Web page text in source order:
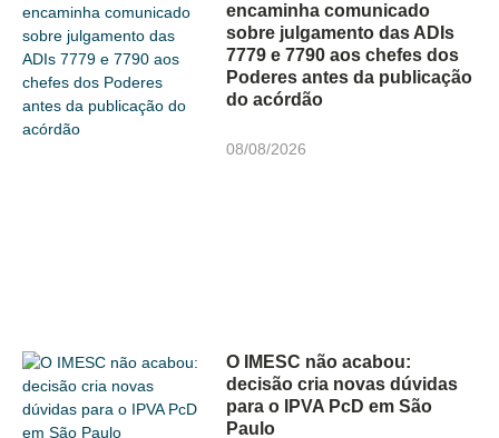
encaminha comunicado
sobre julgamento das ADIs
7779 e 7790 aos chefes dos
Poderes antes da publicação
do acórdão
08/08/2026
O IMESC não acabou:
decisão cria novas dúvidas
para o IPVA PcD em São
Paulo